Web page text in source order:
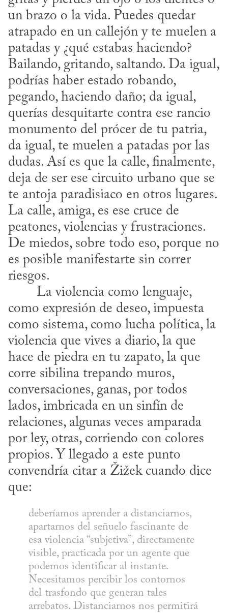
un brazo o la vida. Puedes quedar
atrapado en un callejón y te muelen a
patadas y ¿qué estabas haciendo?
Bailando, gritando, saltando. Da igual,
podrías haber estado robando,
pegando, haciendo daño; da igual,
querías desquitarte contra ese rancio
monumento del prócer de tu patria,
da igual, te muelen a patadas por las
dudas. Así es que la calle, finalmente,
deja de ser ese circuito urbano que se
te antoja paradisiaco en otros lugares.
La calle, amiga, es ese cruce de
peatones, violencias y frustraciones.
De miedos, sobre todo eso, porque no
es posible manifestarte sin correr
riesgos.
como expresión de deseo, impuesta
como sistema, como lucha política, la
violencia que vives a diario, la que
hace de piedra en tu zapato, la que
corre sibilina trepando muros,
conversaciones, ganas, por todos
lados, imbricada en un sinfín de
relaciones, algunas veces amparada
por ley, otras, corriendo con colores
propios. Y llegado a este punto
convendría citar a Žižek cuando dice
que:
deberíamos aprender a distanciarnos,
apartarnos del señuelo fascinante de
esa violencia “subjetiva”, directamente
visible, practicada por un agente que
podemos identificar al instante.
Necesitamos percibir los contornos
del trasfondo que generan tales
arrebatos. Distanciarnos nos permitirá